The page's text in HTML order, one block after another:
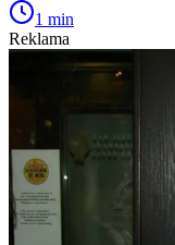
1 min
Reklama